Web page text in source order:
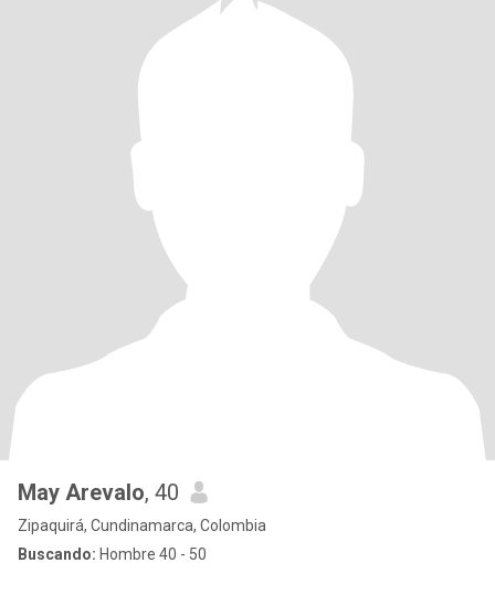
May Arevalo, 40
Zipaquirá, Cundinamarca, Colombia
Buscando: Hombre 40 - 50